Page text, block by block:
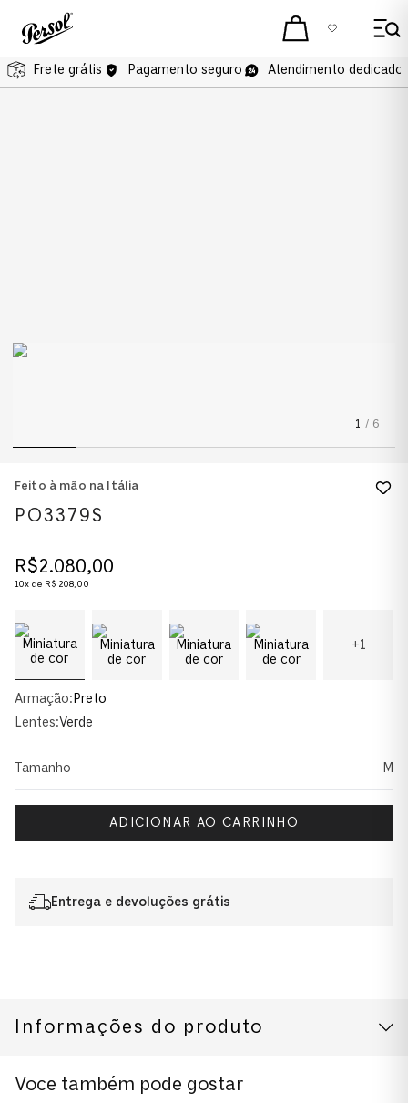
Frete grátis Pagamento seguro Atendimento dedicado
1 / 6
Feito à mão na Itália
PO3379S
R$2.080,00
10x de R$ 208,00
+1
Armação: Preto
Lentes:Verde
Tamanho M
ADICIONAR AO CARRINHO
Entrega e devoluções grátis
Informações do produto
CUIDADOS COM O PRODUTO
0PO3370S
Voce também pode gostar